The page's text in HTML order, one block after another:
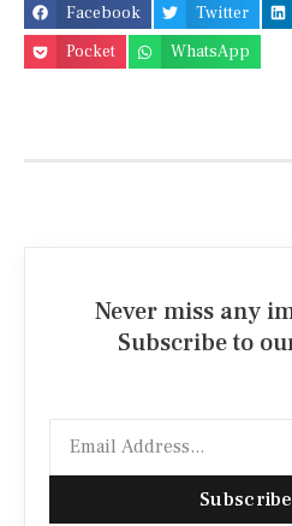
Facebook Twitter
Pocket
WhatsApp
Never miss any
Subscribe to